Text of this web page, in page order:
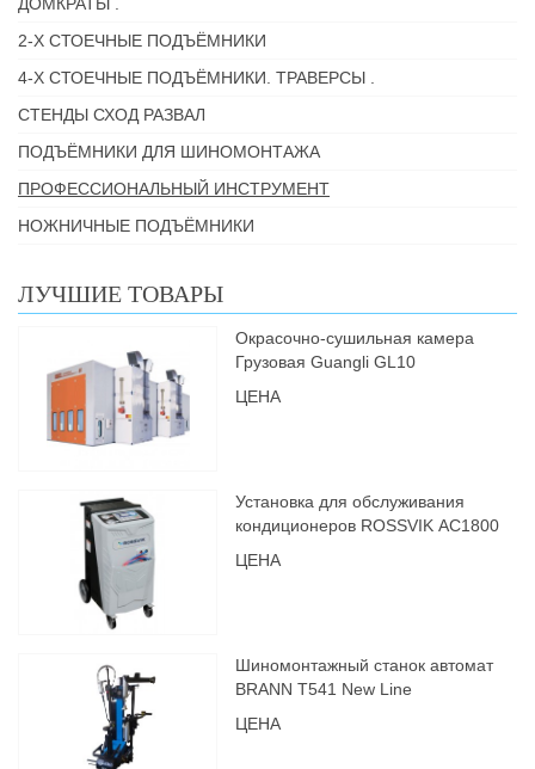
2-Х СТОЕЧНЫЕ ПОДЪЁМНИКИ
4-Х СТОЕЧНЫЕ ПОДЪЁМНИКИ. ТРАВЕРСЫ .
СТЕНДЫ СХОД РАЗВАЛ
ПОДЪЁМНИКИ ДЛЯ ШИНОМОНТАЖА
ПРОФЕССИОНАЛЬНЫЙ ИНСТРУМЕНТ
НОЖНИЧНЫЕ ПОДЪЁМНИКИ
ЛУЧШИЕ ТОВАРЫ
Окрасочно-сушильная камера
Грузовая Guangli GL10
ЦЕНА
Установка для обслуживания
кондиционеров ROSSVIK АС1800
ЦЕНА
Шиномонтажный станок автомат
BRANN Т541 New Line
ЦЕНА